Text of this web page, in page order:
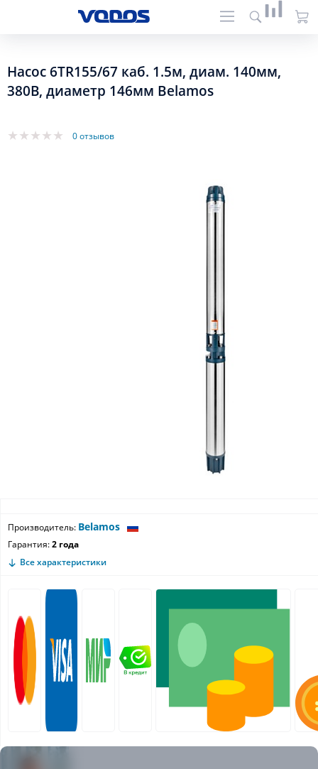
Насос 6TR155/67 каб. 1.5м, диам. 140мм,
380В, диаметр 146мм Belamos
0 отзывов
Производитель: Belamos
Гарантия:2 года
Все характеристики